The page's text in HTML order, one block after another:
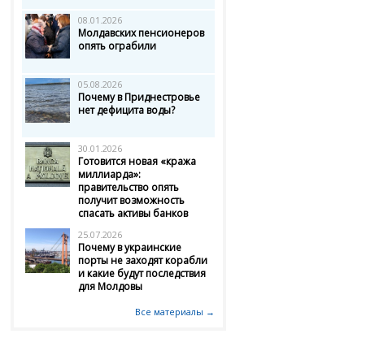
08.01.2026
Молдавских пенсионеров
опять ограбили
05.08.2026
Почему в Приднестровье
нет дефицита воды?
30.01.2026
Готовится новая «кража
миллиарда»:
правительство опять
получит возможность
спасать активы банков
25.07.2026
Почему в украинские
порты не заходят корабли
и какие будут последствия
для Молдовы
Все материалы →